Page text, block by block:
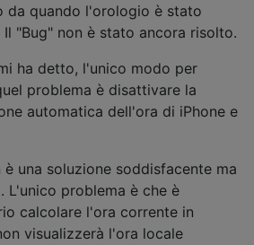
da quando l'orologio è stato
Il "Bug" non è stato ancora risolto.
ha detto, l'unico modo per
problema è disattivare la
automatica dell'ora di iPhone e
è una soluzione soddisfacente ma
L'unico problema è che è
calcolare l'ora corrente in
visualizzerà l'ora locale